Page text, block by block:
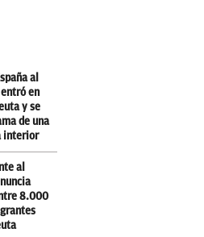
al
en
y se
de una
interior
al
8.000